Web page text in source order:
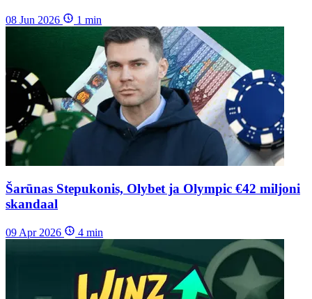
08 Jun 2026 1 min
Šarūnas Stepukonis, Olybet ja Olympic €42 miljoni
skandaal
09 Apr 2026 4 min